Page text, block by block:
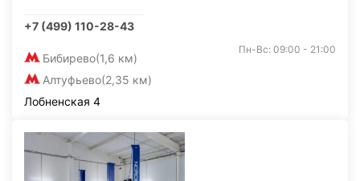
+7 (499) 110-28-43
Бибирево(1,6 км)
Алтуфьево(2,35 км)
Пн-Вс: 09:00 - 21:00
Лобненская 4